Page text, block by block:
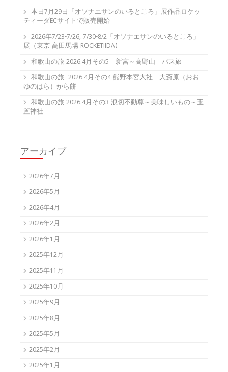
本日7月29日「オソナエサンのいるところ」展作品ロケッ
ティーダECサイトで販売開始
2026年7/23-7/26, 7/30-8/2「オソナエサンのいるところ」
展（東京 高田馬場 ROCKETIIDA)
和歌山の旅 2026.4月その5 新宮～高野山 バス旅
和歌山の旅 2026.4月その4 熊野本宮大社 大斎原（おお
ゆのはら）から餅
和歌山の旅 2026.4月その3 浪切不動尊～美味しいもの～玉
置神社
アーカイブ
2026年7月
2026年5月
2026年4月
2026年2月
2026年1月
2025年12月
2025年11月
2025年10月
2025年9月
2025年8月
2025年5月
2025年2月
2025年1月